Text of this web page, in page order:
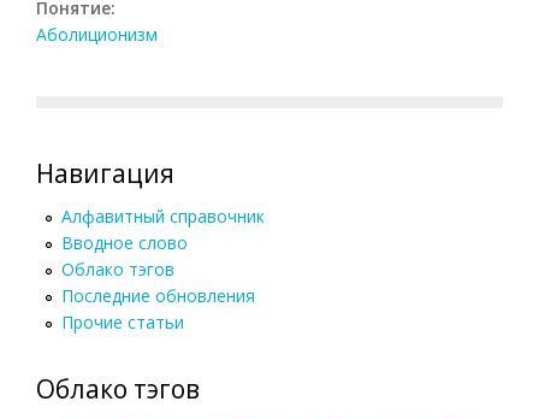
Понятие:
Аболиционизм
Навигация
Алфавитный справочник
Вводное слово
Облако тэгов
Последние обновления
Прочие статьи
Облако тэгов